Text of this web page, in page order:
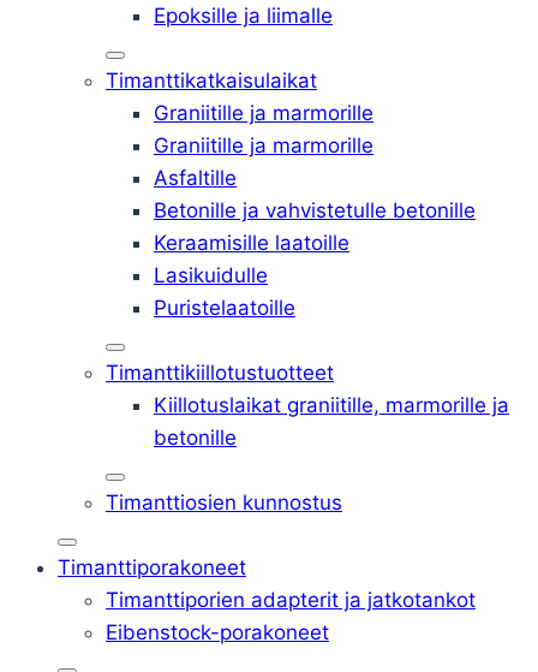
Epoksille ja liimalle
Timanttikatkaisulaikat
Graniitille ja marmorille
Graniitille ja marmorille
Asfaltille
Betonille ja vahvistetulle betonille
Keraamisille laatoille
Lasikuidulle
Puristelaatoille
Timanttikiillotustuotteet
Kiillotuslaikat graniitille, marmorille ja
betonille
Timanttiosien kunnostus
Timanttiporakoneet
Timanttiporien adapterit ja jatkotankot
Eibenstock-porakoneet